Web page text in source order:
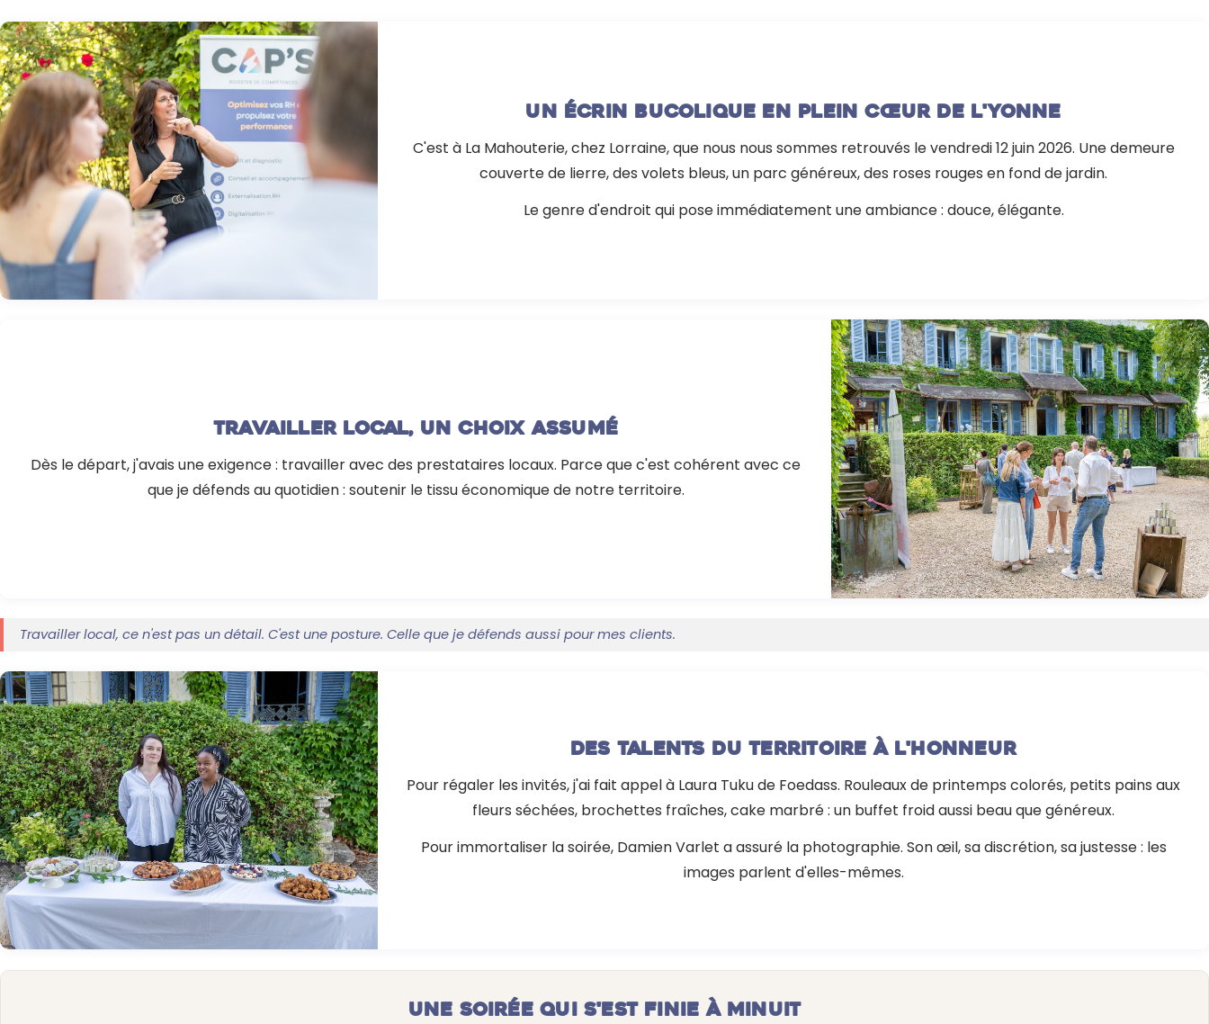
Un écrin bucolique en plein cœur de l'Yonne
C'est à La Mahouterie, chez Lorraine, que nous nous sommes retrouvés le vendredi 12 juin 2026. Une demeure
couverte de lierre, des volets bleus, un parc généreux, des roses rouges en fond de jardin.
Le genre d'endroit qui pose immédiatement une ambiance : douce, élégante.
Travailler local, un choix assumé
Dès le départ, j'avais une exigence : travailler avec des prestataires locaux. Parce que c'est cohérent avec ce
que je défends au quotidien : soutenir le tissu économique de notre territoire.
Travailler local, ce n'est pas un détail. C'est une posture. Celle que je défends aussi pour mes clients.
Des talents du territoire à l'honneur
Pour régaler les invités, j'ai fait appel à Laura Tuku de Foedass. Rouleaux de printemps colorés, petits pains aux
fleurs séchées, brochettes fraîches, cake marbré : un buffet froid aussi beau que généreux.
Pour immortaliser la soirée, Damien Varlet a assuré la photographie. Son œil, sa discrétion, sa justesse : les
images parlent d'elles-mêmes.
Une soirée qui s'est finie à minuit